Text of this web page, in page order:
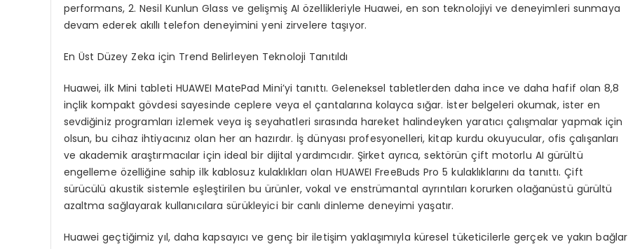
performans, 2. Nesil Kunlun Glass ve gelişmiş AI özellikleriyle Huawei, en son teknolojiyi ve deneyimleri sunmaya
devam ederek akıllı telefon deneyimini yeni zirvelere taşıyor.
En Üst Düzey Zeka için Trend Belirleyen Teknoloji Tanıtıldı
Huawei, ilk Mini tableti HUAWEI MatePad Mini’yi tanıttı. Geleneksel tabletlerden daha ince ve daha hafif olan 8,8
inçlik kompakt gövdesi sayesinde ceplere veya el çantalarına kolayca sığar. İster belgeleri okumak, ister en
sevdiğiniz programları izlemek veya iş seyahatleri sırasında hareket halindeyken yaratıcı çalışmalar yapmak için
olsun, bu cihaz ihtiyacınız olan her an hazırdır. İş dünyası profesyonelleri, kitap kurdu okuyucular, ofis çalışanları
ve akademik araştırmacılar için ideal bir dijital yardımcıdır. Şirket ayrıca, sektörün çift motorlu AI gürültü
engelleme özelliğine sahip ilk kablosuz kulaklıkları olan HUAWEI FreeBuds Pro 5 kulaklıklarını da tanıttı. Çift
sürücülü akustik sistemle eşleştirilen bu ürünler, vokal ve enstrümantal ayrıntıları korurken olağanüstü gürültü
azaltma sağlayarak kullanıcılara sürükleyici bir canlı dinleme deneyimi yaşatır.
Huawei geçtiğimiz yıl, daha kapsayıcı ve genç bir iletişim yaklaşımıyla küresel tüketicilerle gerçek ve yakın bağlar